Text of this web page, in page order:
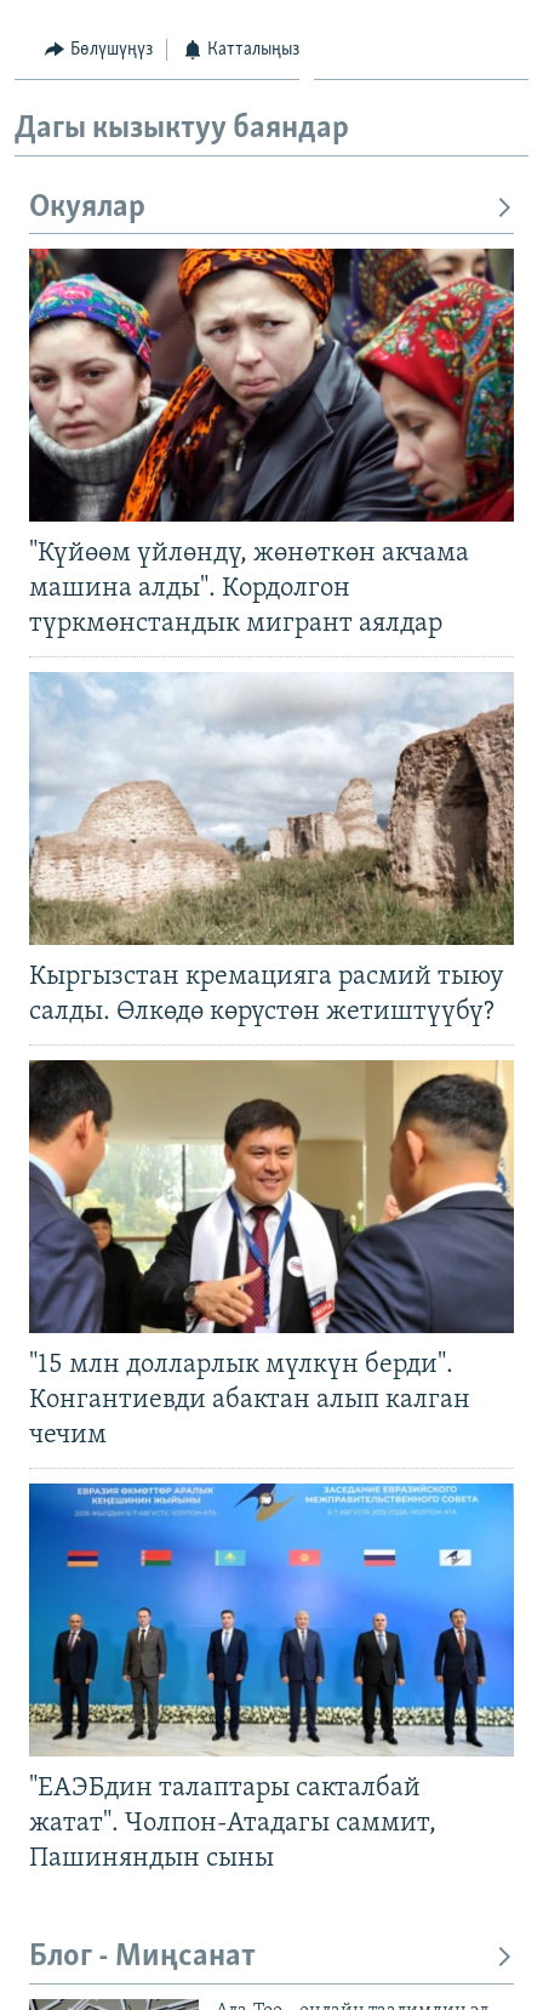
Бөлүшүңүз Катталыңыз
Дагы кызыктуу баяндар
Окуялар
"Күйөөм үйлөндү, жөнөткөн акчама
машина алды". Кордолгон
түркмөнстандык мигрант аялдар
Кыргызстан кремацияга расмий тыюу
салды. Өлкөдө көрүстөн жетиштүүбү?
"15 млн долларлык мүлкүн берди".
Конгантиевди абактан алып калган
чечим
"ЕАЭБдин талаптары сакталбай
жатат". Чолпон-Атадагы саммит,
Пашиняндын сыны
Блог - Миңсанат